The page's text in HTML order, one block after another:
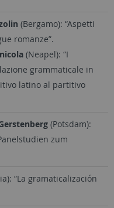
(Bergamo): “Aspetti
romanze”.
(Neapel): “I
grammaticale in
latino al partitivo
(Potsdam):
zum
“La gramaticalización